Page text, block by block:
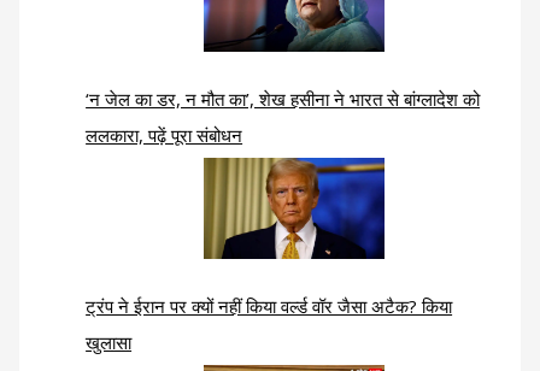
‘न जेल का डर, न मौत का’, शेख हसीना ने भारत से बांग्लादेश को
ललकारा, पढ़ें पूरा संबोधन
ट्रंप ने ईरान पर क्यों नहीं किया वर्ल्ड वॉर जैसा अटैक? किया
खुलासा